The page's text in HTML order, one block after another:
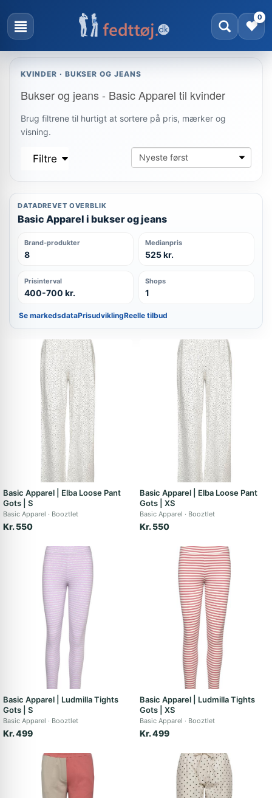
0
KVINDER · BUKSER OG JEANS
Bukser og jeans - Basic Apparel til kvinder
Brug filtrene til hurtigt at sortere på pris, mærker og
visning.
Filtre
DATADREVET OVERBLIK
Basic Apparel i bukser og jeans
Brand-produkter
8
Medianpris
525 kr.
Prisinterval
400-700 kr.
Shops
1
Se markedsdataPrisudviklingReelle tilbud
Basic Apparel | Elba Loose Pant
Gots | S
Basic Apparel Booztlet
Kr. 550
Basic Apparel | Elba Loose Pant
Gots | XS
Basic Apparel Booztlet
Kr. 550
Basic Apparel | Ludmilla Tights
Gots | S
Basic Apparel Booztlet
Kr. 499
Basic Apparel | Ludmilla Tights
Gots | XS
Basic Apparel Booztlet
Kr. 499